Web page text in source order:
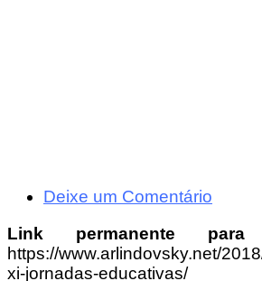
Deixe um Comentário
Link permanente
https://www.arlindovsky.net/
xi-jornadas-educativas/